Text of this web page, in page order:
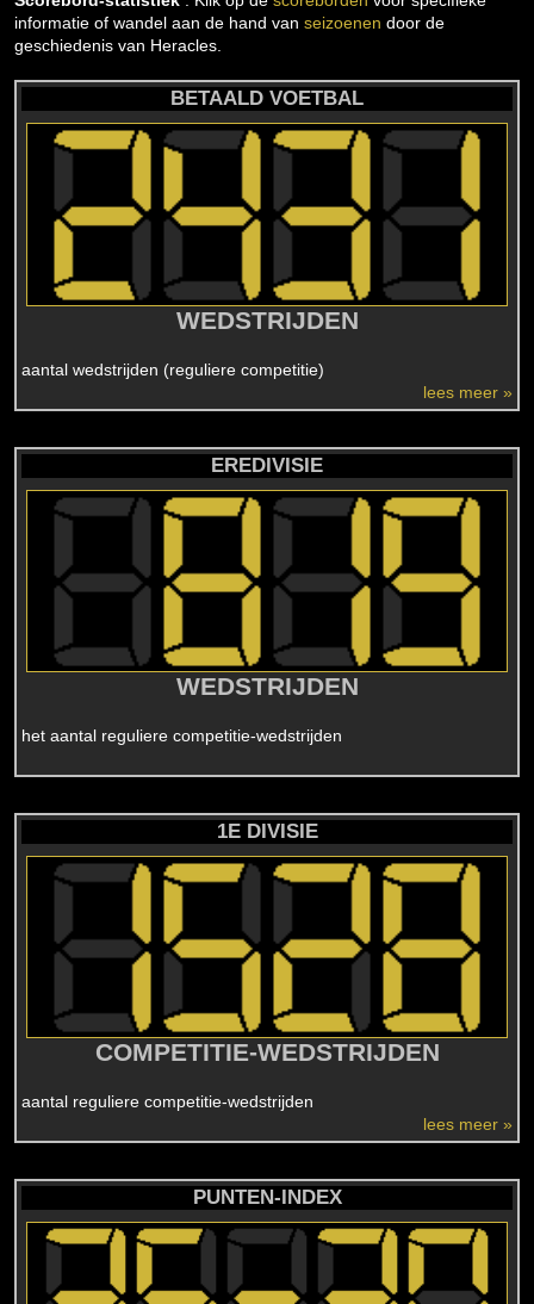
informatie of wandel aan de hand van seizoenen door de
geschiedenis van Heracles.
BETAALD VOETBAL
WEDSTRIJDEN
aantal wedstrijden (reguliere competitie)
lees meer »
EREDIVISIE
WEDSTRIJDEN
het aantal reguliere competitie-wedstrijden
1E DIVISIE
COMPETITIE-WEDSTRIJDEN
aantal reguliere competitie-wedstrijden
lees meer »
PUNTEN-INDEX